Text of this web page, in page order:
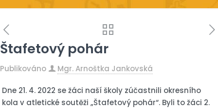
Štafetový pohár
Publikováno Mgr. Arnoštka Jankovská
Dne 21. 4. 2022 se žáci naší školy zúčastnili okresního
kola v atletické soutěži „Štafetový pohár“. Byli to žáci 2.